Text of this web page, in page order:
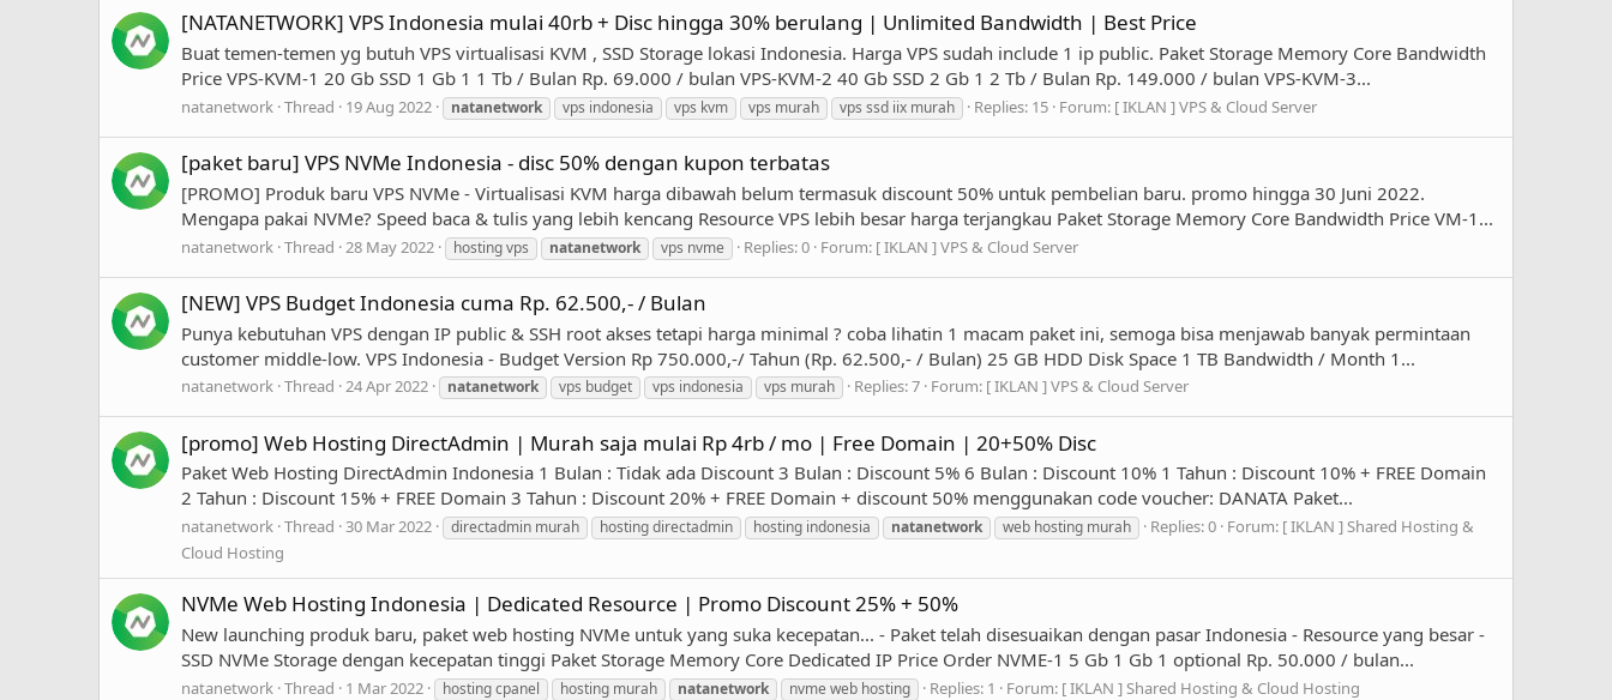
[NATANETWORK] VPS Indonesia mulai 40rb + Disc hingga 30% berulang | Unlimited Bandwidth | Best Price
Buat temen-temen yg butuh VPS virtualisasi KVM , SSD Storage lokasi Indonesia. Harga VPS sudah include 1 ip public. Paket Storage Memory Core Bandwidth
Price VPS-KVM-1 20 Gb SSD 1 Gb 1 1 Tb / Bulan Rp. 69.000 / bulan VPS-KVM-2 40 Gb SSD 2 Gb 1 2 Tb / Bulan Rp. 149.000 / bulan VPS-KVM-3...
natanetwork Thread 19 Aug 2022 natanetwork vps indonesia vps kvm vps murah vps ssd iix murah Replies: 15 Forum: [ IKLAN ] VPS & Cloud Server
[paket baru] VPS NVMe Indonesia - disc 50% dengan kupon terbatas
[PROMO] Produk baru VPS NVMe - Virtualisasi KVM harga dibawah belum termasuk discount 50% untuk pembelian baru. promo hingga 30 Juni 2022.
Mengapa pakai NVMe? Speed baca & tulis yang lebih kencang Resource VPS lebih besar harga terjangkau Paket Storage Memory Core Bandwidth Price VM-1...
natanetwork Thread 28 May 2022 hosting vps natanetwork vps nvme Replies: 0 Forum: [ IKLAN ] VPS & Cloud Server
[NEW] VPS Budget Indonesia cuma Rp. 62.500,- / Bulan
Punya kebutuhan VPS dengan IP public & SSH root akses tetapi harga minimal ? coba lihatin 1 macam paket ini, semoga bisa menjawab banyak permintaan
customer middle-low. VPS Indonesia - Budget Version Rp 750.000,-/ Tahun (Rp. 62.500,- / Bulan) 25 GB HDD Disk Space 1 TB Bandwidth / Month 1...
natanetwork Thread 24 Apr 2022 natanetwork vps budget vps indonesia vps murah Replies: 7 Forum: [ IKLAN ] VPS & Cloud Server
[promo] Web Hosting DirectAdmin | Murah saja mulai Rp 4rb / mo | Free Domain | 20+50% Disc
Paket Web Hosting DirectAdmin Indonesia 1 Bulan : Tidak ada Discount 3 Bulan : Discount 5% 6 Bulan : Discount 10% 1 Tahun : Discount 10% + FREE Domain
2 Tahun : Discount 15% + FREE Domain 3 Tahun : Discount 20% + FREE Domain + discount 50% menggunakan code voucher: DANATA Paket...
natanetwork Thread 30 Mar 2022 directadmin murah hosting directadmin hosting indonesia natanetwork web hosting murah Replies: 0 Forum: [ IKLAN ] Shared Hosting &
Cloud Hosting
NVMe Web Hosting Indonesia | Dedicated Resource | Promo Discount 25% + 50%
New launching produk baru, paket web hosting NVMe untuk yang suka kecepatan... - Paket telah disesuaikan dengan pasar Indonesia - Resource yang besar -
SSD NVMe Storage dengan kecepatan tinggi Paket Storage Memory Core Dedicated IP Price Order NVME-1 5 Gb 1 Gb 1 optional Rp. 50.000 / bulan...
natanetwork Thread 1 Mar 2022 hosting cpanel hosting murah natanetwork nvme web hosting Replies: 1 Forum: [ IKLAN ] Shared Hosting & Cloud Hosting